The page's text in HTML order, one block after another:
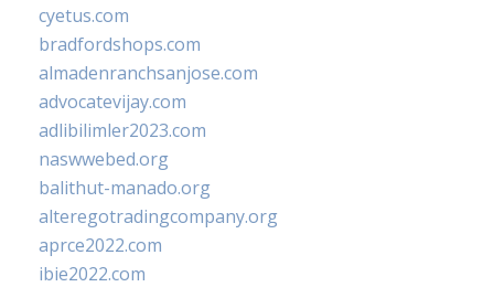
cyetus.com
bradfordshops.com
almadenranchsanjose.com
advocatevijay.com
adlibilimler2023.com
naswwebed.org
balithut-manado.org
alteregotradingcompany.org
aprce2022.com
ibie2022.com